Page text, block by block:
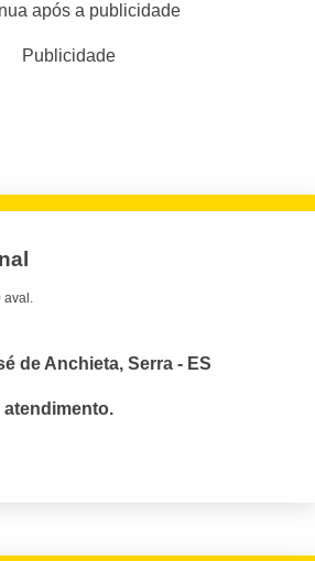
após a publicidade
Publicidade
aval.
de Anchieta, Serra - ES